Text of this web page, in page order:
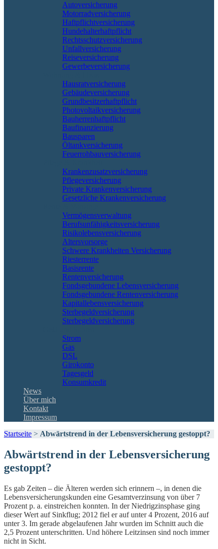
Autoversicherung
Motorradversicherung
Haftpflichtversicherung
Hundehalterhaftpflicht
Rechtsschutzversicherung
Unfallversicherung
Reiseversicherung
Gewerbeversicherung
Hausratversicherung
Gebäudeversicherung
Grundbesitzerhaftpflicht
Photovoltaikversicherung
Bauherrenhaftpflicht
Baufinanzierung
Bausparen
Öltankversicherung
Feuerrohbauversicherung
Krankenzusatzversicherung
Pflegeversicherung
Private Krankenversicherung
Gesetzliche Krankenversicherung
Vermögensverwaltung
Berufs­unfähigkeitsversicherung
Risikolebensversicherung
Altersvorsorge
Schwere Krankheiten Versicherung
Riesterrente
Basisrente
Rentenversicherung
Fondsgebundene Lebensversicherung
Fondsgebundene Rentenversicherung
Kapitallebensversicherung
Sterbegeldversicherung
Sterbegeldversicherung
Strom
Gas
DSL
Girokonto
Tagesgeld
Konsumkredit
News
Über mich
Kontakt
Impressum
Startseite > Abwärtstrend in der Lebensversicherung gestoppt?
Abwärtstrend in der Lebensversicherung
gestoppt?
Es gab Zeiten – die Älteren werden sich erinnern –, in denen die
Lebensversicherungskunden eine Gesamtverzinsung von über 7
Prozent p. a. einstreichen konnten. In der Niedrigzinsphase ging
dieser Wert auf Sinkflug; 2012 fiel er auf unter 4 Prozent, 2016 auf
unter 3. Im gerade abgelaufenen Jahr wurden im Schnitt auch die
2,5 Prozent unterschritten. Und höhere Leitzinsen sind noch immer
nicht in Sicht.